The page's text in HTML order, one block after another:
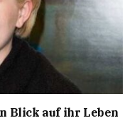
Blick auf ihr Leben